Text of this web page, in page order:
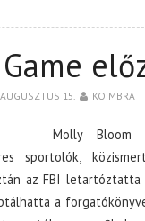
15. KOIMBRA
Molly Bloom
sportolók,
az FBI
a